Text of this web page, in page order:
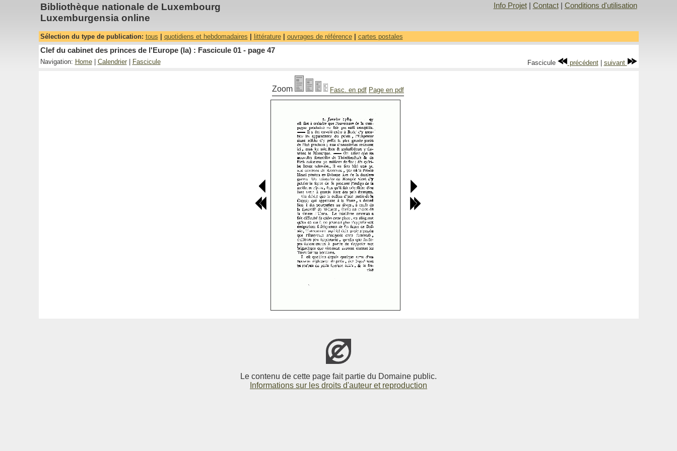
Bibliothèque nationale de Luxembourg
Luxemburgensia online
Info Projet| Contact| Conditions d'utilisation
Sélection du type de publication: tous quotidiens et hebdomadaires littérature| ouvrages de référence| cartes postales
Clef du cabinet des princes de l'Europe (la) : Fascicule 01 - page 47
Navigation: Home| Calendrier| Fascicule Fascicule précédent| suivant
Zoom Fasc. en pdf Page en pdf
Le contenu de cette page fait partie du Domaine public.
Informations sur les droits d'auteur et reproduction